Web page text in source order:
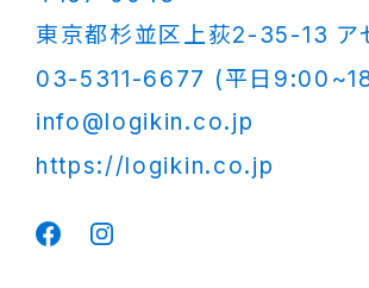
東京都杉並区上荻2-35-13 ア
03-5311-6677 (平日
info@logikin.co.jp
https://logikin.co.jp